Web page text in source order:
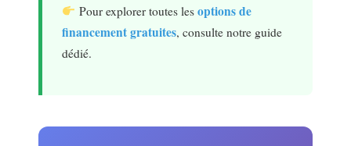
Pour explorer toutes les options de
financement gratuites, consulte notre guide
dédié.